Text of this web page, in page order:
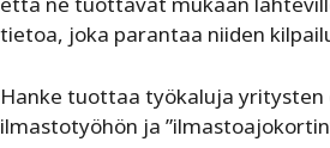
tietoa, joka parantaa niiden
Hanke tuottaa työkaluja yritysten
ilmastotyöhön ja